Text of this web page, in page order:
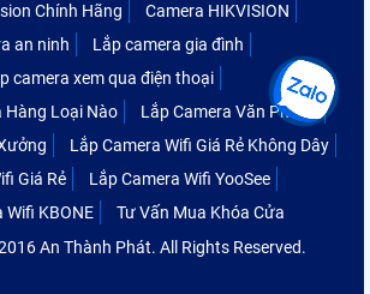
Chính Hãng
Camera HIKVISION
an ninh
Lắp camera gia đình
camera xem qua điện thoại
Hàng Loại Nào
Lắp Camera Văn Phòng
Lắp Camera Wifi Giá Rẻ Không Dây
Giá Rẻ
Lắp Camera Wifi YooSee
Wifi KBONE
Tư Vấn Mua Khóa Cửa
An Thành Phát. All Rights Reserved.